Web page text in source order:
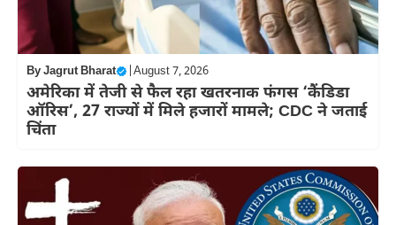
ByJagrut Bharat August 7, 2026
अमेरिका में तेजी से फैल रहा खतरनाक फंगस ‘कैंडिडा
ऑरिस’, 27 राज्यों में मिले हजारों मामले; CDC ने जताई
चिंता